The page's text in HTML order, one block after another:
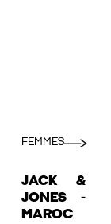
FEMMES
JACK &
JONES -
MAROC